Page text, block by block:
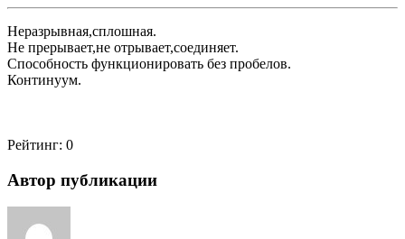
Неразрывная,сплошная.
Не прерывает,не отрывает,соединяет.
Способность функционировать без пробелов.
Континуум.
Рейтинг: 0
Автор публикации